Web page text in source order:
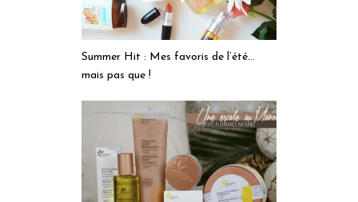
Summer Hit : Mes favoris de l’été…
mais pas que !